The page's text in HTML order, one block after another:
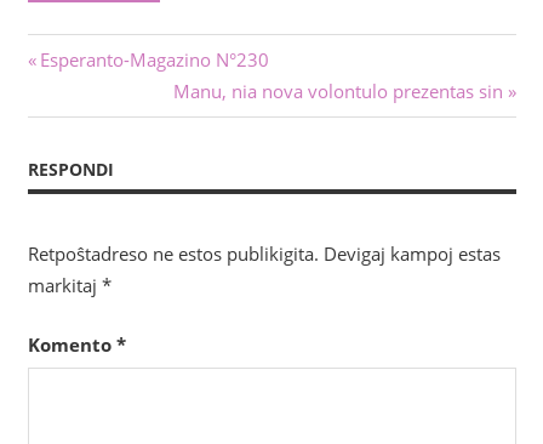
Navigado
tra
afiŝoj
Antaŭa
Esperanto-Magazino N°230
Sekva
afiŝo:
Manu, nia nova volontulo prezentas sin
RESPONDI
Retpoŝtadreso ne estos publikigita. Devigaj kampoj estas
markitaj *
Komento *